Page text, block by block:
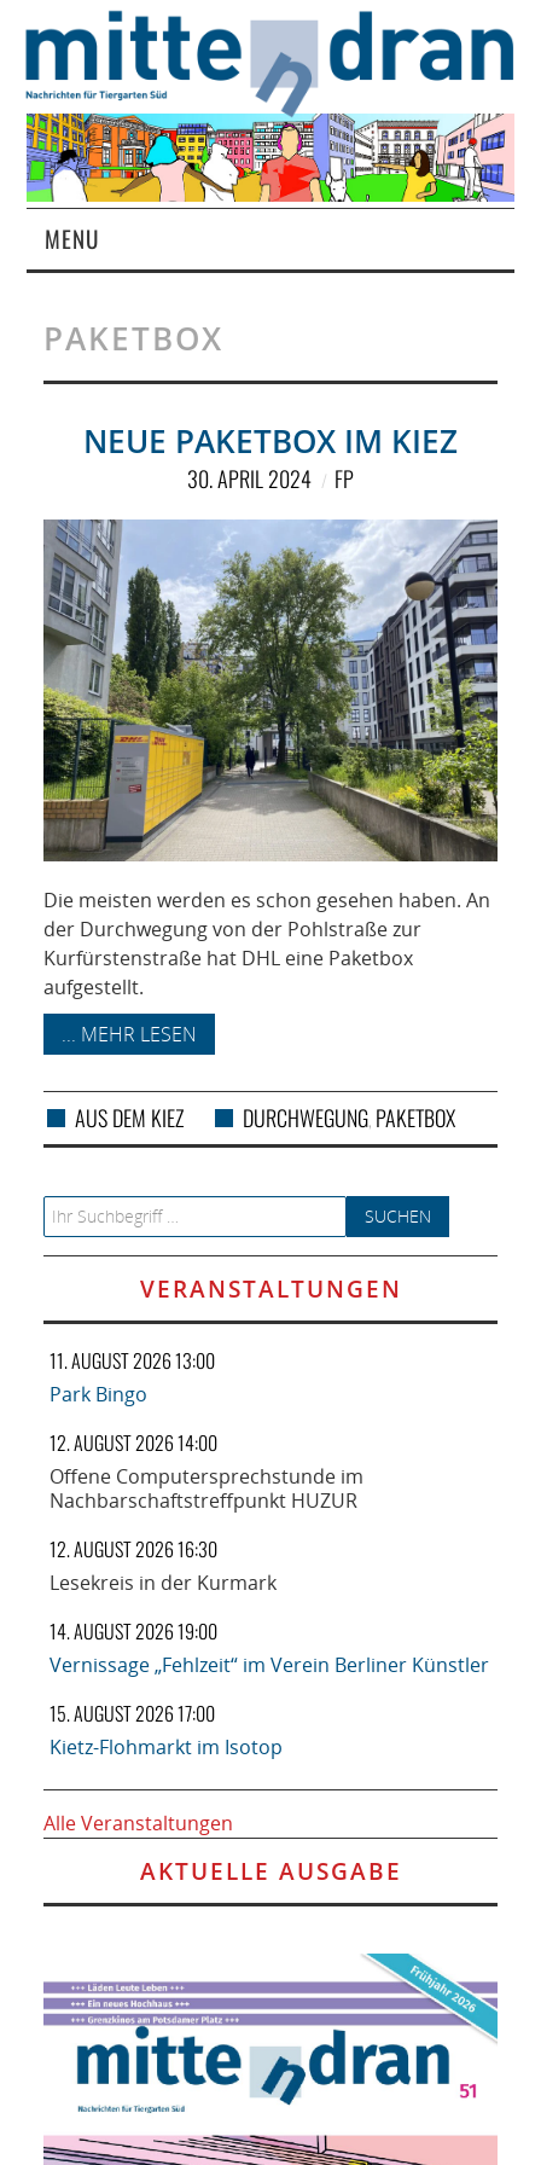
MENU
MAGAZIN
ÜBER UNS
NETZWERK
SPONSORING
KONTAKT
PAKETBOX
NEUE PAKETBOX IM KIEZ
30. APRIL 2024 FP
Die meisten werden es schon gesehen haben. An
der Durchwegung von der Pohlstraße zur
Kurfürstenstraße hat DHL eine Paketbox
aufgestellt.
... MEHR LESEN
AUS DEM KIEZ DURCHWEGUNG, PAKETBOX
Search for:
VERANSTALTUNGEN
11. AUGUST 2026 13:00
Park Bingo
12. AUGUST 2026 14:00
Offene Computersprechstunde im
Nachbarschaftstreffpunkt HUZUR
12. AUGUST 2026 16:30
Lesekreis in der Kurmark
14. AUGUST 2026 19:00
Vernissage „Fehlzeit“ im Verein Berliner Künstler
15. AUGUST 2026 17:00
Kietz-Flohmarkt im Isotop
Alle Veranstaltungen
AKTUELLE AUSGABE